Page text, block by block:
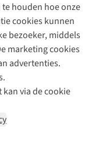
houden hoe onze
cookies kunnen
bezoeker, middels
marketing cookies
advertenties.
via de cookie